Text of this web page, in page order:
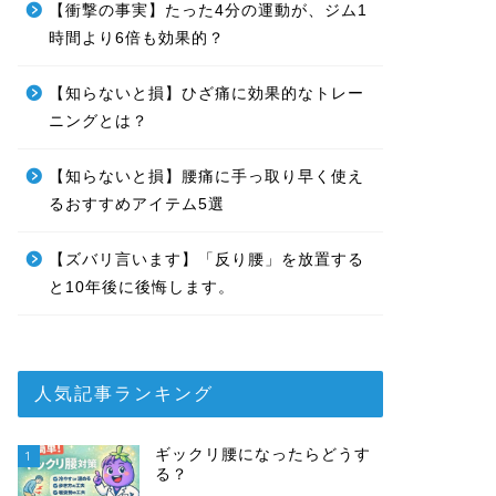
【衝撃の事実】たった4分の運動が、ジム1
時間より6倍も効果的？
【知らないと損】ひざ痛に効果的なトレー
ニングとは？
【知らないと損】腰痛に手っ取り早く使え
るおすすめアイテム5選
【ズバリ言います】「反り腰」を放置する
と10年後に後悔します。
人気記事ランキング
1
ギックリ腰になったらどうす
る？